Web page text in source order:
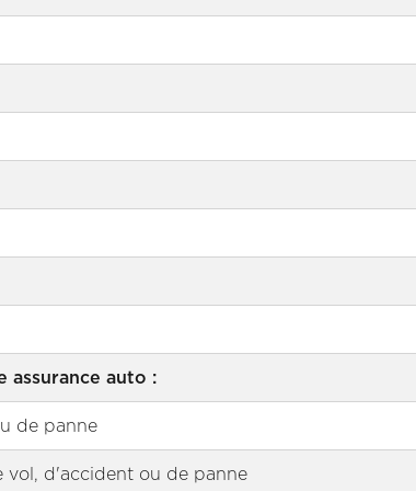
assurance auto :
de panne
vol, d'accident ou de panne